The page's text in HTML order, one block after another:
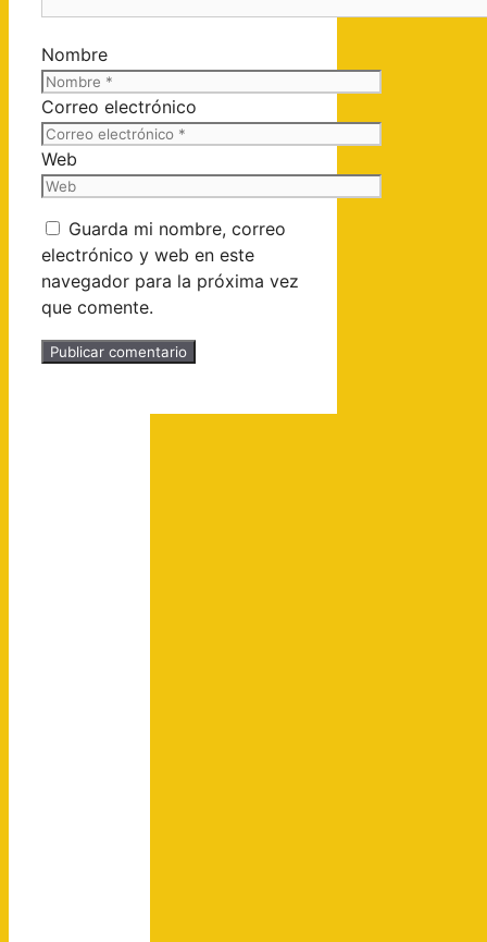
Nombre
Correo electrónico
Web
Guarda mi nombre, correo
electrónico y web en este
navegador para la próxima vez
que comente.